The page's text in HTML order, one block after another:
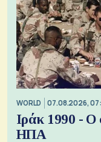
WORLD 07.08.2026,
Ιράκ 1990 - Ο
ΗΠΑ